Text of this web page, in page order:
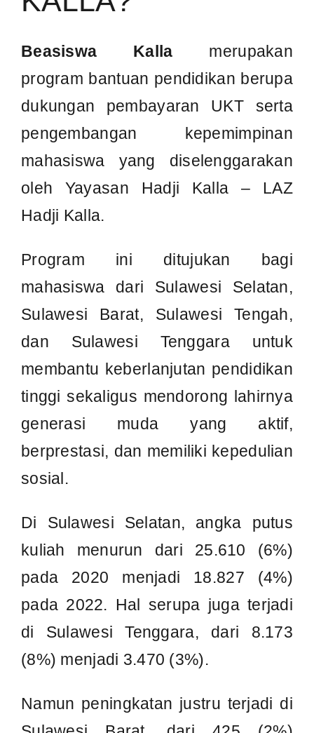
pengembangan kepemimpinan
oleh Yayasan Hadji Kalla – LAZ
Hadji Kalla.
Program ini ditujukan bagi
mahasiswa dari Sulawesi Selatan,
Sulawesi Barat, Sulawesi Tengah,
dan Sulawesi Tenggara untuk
tinggi sekaligus mendorong lahirnya
generasi muda yang aktif,
berprestasi, dan memiliki kepedulian
sosial.
Di Sulawesi Selatan, angka putus
kuliah menurun dari 25.610 (6%)
pada 2020 menjadi 18.827 (4%)
pada 2022. Hal serupa juga terjadi
di Sulawesi Tenggara, dari 8.173
(8%) menjadi 3.470 (3%).
Namun peningkatan justru terjadi di
menjadi 1.346 (4%), dan di Sulawesi
Tengah dari 4.855 (6%) menjadi
5.717 (6%).
Hal ini menunjukkan bahwa
tantangan akses dan keberlanjutan
pendidikan tinggi masih menjadi
Indonesia.